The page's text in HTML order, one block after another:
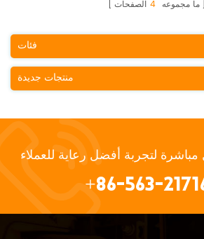
ما مجموعه 4 الصفحات
فئات
منتجات جديدة
+86-563-